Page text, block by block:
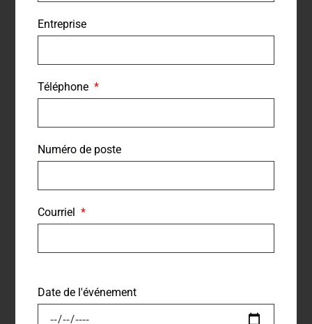
Entreprise
Téléphone
Numéro de poste
Courriel
Date de l'événement